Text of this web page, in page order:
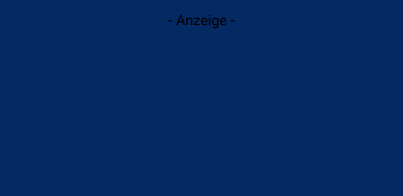
- Anzeige -